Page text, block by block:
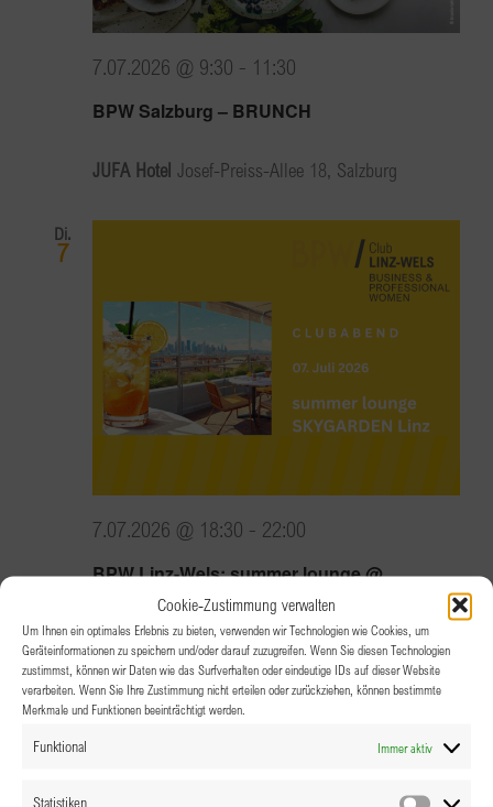
Cookie-Zustimmung verwalten
Um Ihnen ein optimales Erlebnis zu bieten, verwenden wir Technologien wie Cookies, um
Geräteinformationen zu speichern und/oder darauf zuzugreifen. Wenn Sie diesen Technologien
zustimmst, können wir Daten wie das Surfverhalten oder eindeutige IDs auf dieser Website
verarbeiten. Wenn Sie Ihre Zustimmung nicht erteilen oder zurückziehen, können bestimmte
Merkmale und Funktionen beeinträchtigt werden.
Funktional Immer aktiv
Statistiken
BPW Salzburg – BRUNCH
7.07.2026 @ 9:30 - 11:30
JUFA Hotel Josef-Preiss-Allee 18, Salzburg
Di.
7
BPW Linz-Wels: summer lounge @
Skygarden Linz
7.07.2026 @ 18:30 - 22:00
SKYGARDEN, LinzLandstrasse 17-25, Linz
8